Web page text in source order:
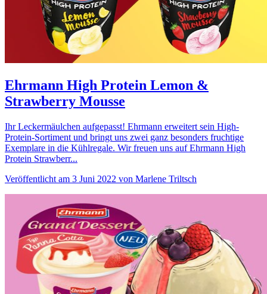
Ehrmann High Protein Lemon &
Strawberry Mousse
Ihr Leckermäulchen aufgepasst! Ehrmann erweitert sein High-
Protein-Sortiment und bringt uns zwei ganz besonders fruchtige
Exemplare in die Kühlregale. Wir freuen uns auf Ehrmann High
Protein Strawberr...
Veröffentlicht am 3 Juni 2022 von Marlene Triltsch